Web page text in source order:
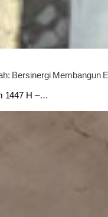
Bersinergi Membangun
1447 H –…